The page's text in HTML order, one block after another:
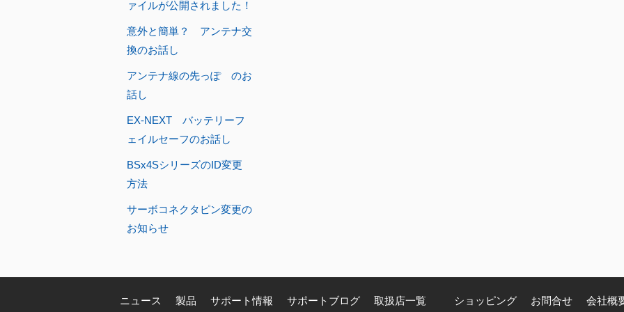
ァイルが公開されました！
意外と簡単？ アンテナ交
換のお話し
アンテナ線の先っぽ のお
話し
EX-NEXT バッテリーフ
ェイルセーフのお話し
BSx4SシリーズのID変更
方法
サーボコネクタピン変更の
お知らせ
ニュース 製品 サポート情報 サポートブログ 取扱店一覧 ショッピング お問合せ 会社概